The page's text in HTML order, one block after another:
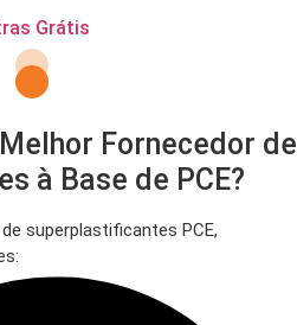
Grátis
Fornecedor de
à Base de PCE?
superplastificantes PCE,